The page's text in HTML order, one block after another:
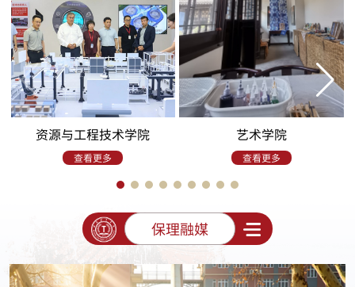
资源与工程技术学院
查看更多
艺术学院
查看更多
保理融媒